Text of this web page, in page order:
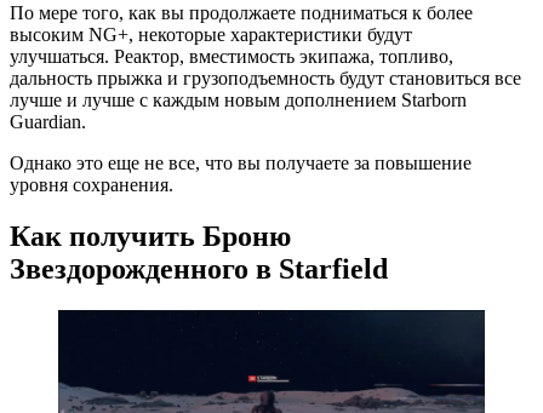
По мере того, как вы продолжаете подниматься к более
высоким NG+, некоторые характеристики будут
улучшаться. Реактор, вместимость экипажа, топливо,
дальность прыжка и грузоподъемность будут становиться все
лучше и лучше с каждым новым дополнением Starborn
Guardian.
Однако это еще не все, что вы получаете за повышение
уровня сохранения.
Как получить Броню
Звездорожденного в Starfield